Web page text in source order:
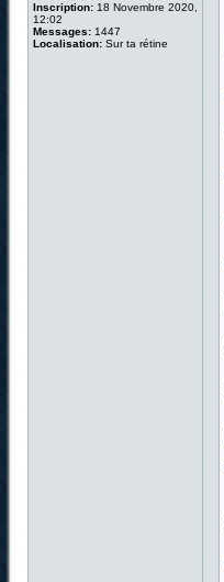
Inscription: 18 Novembre 2020,
12:02
Messages: 1447
Localisation: Sur ta rétine